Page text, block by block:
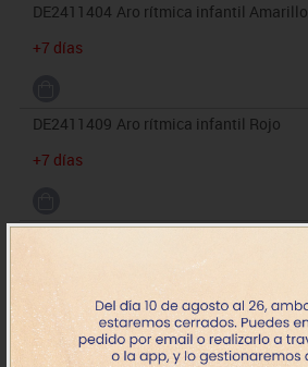
DE2411404 Aro rítmica infantil Amarillo
+7 días
DE2411409 Aro rítmica infantil Rojo
+7 días
DE2411422 Aro rítmica infantil Verde